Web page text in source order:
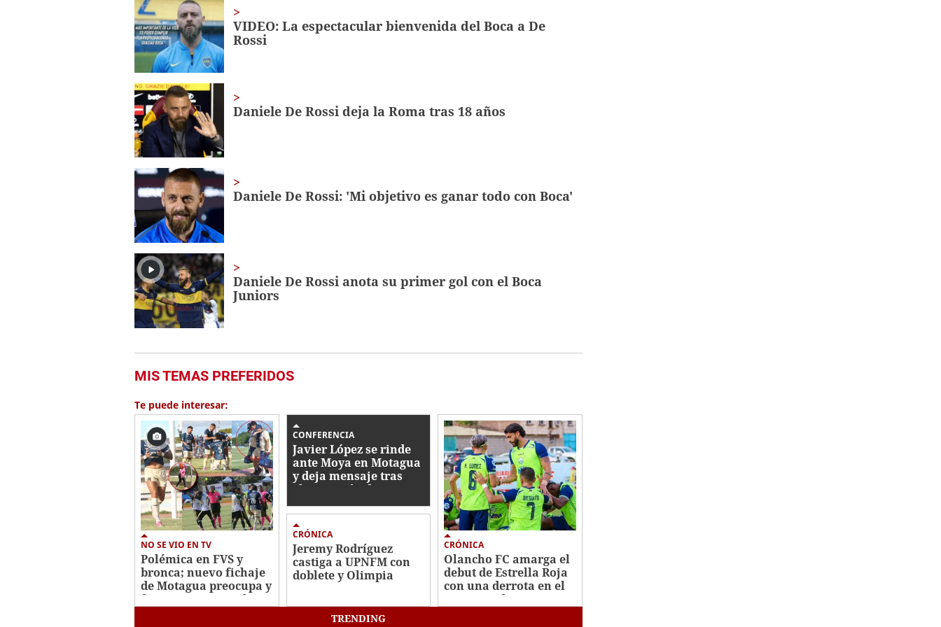
1
minute,
56
secondsVolume
0%
VIDEO: La espectacular bienvenida del Boca a De
Rossi
Daniele De Rossi deja la Roma tras 18 años
Daniele De Rossi: 'Mi objetivo es ganar todo con Boca'
Daniele De Rossi anota su primer gol con el Boca
Juniors
MIS TEMAS PREFERIDOS
Te puede interesar:
NO SE VIO EN TV
Polémica en FVS y
bronca; nuevo fichaje
de Motagua preocupa y
festejo ante Juticalpa
CONFERENCIA
Javier López se rinde
ante Moya en Motagua
y deja mensaje tras
eliminación de
Honduras Sub-20
CRÓNICA
Jeremy Rodríguez
castiga a UPNFM con
doblete y Olimpia
Nacional
CRÓNICA
Olancho FC amarga el
debut de Estrella Roja
con una derrota en el
Apertura de Liga
TRENDING